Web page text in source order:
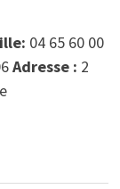
04 65 60 00
Adresse : 2